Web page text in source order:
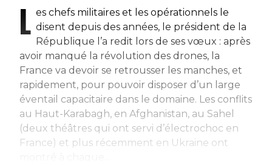
L es chefs militaires et les opérationnels le
disent depuis des années, le président de la
République l’a redit lors de ses vœux : après
avoir manqué la révolution des drones, la
France va devoir se retrousser les manches, et
rapidement, pour pouvoir disposer d’un large
éventail capacitaire dans le domaine. Les conflits
au Haut-Karabagh, en Afghanistan, au Sahel
(deux théâtres qui ont servi d’électrochoc en
France) et plus récemment en Ukraine ont